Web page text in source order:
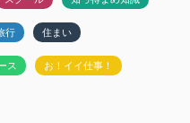
行 住まい
ス お！イイ仕事！